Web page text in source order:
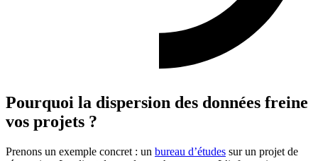
Pourquoi la dispersion des données freine
vos projets ?
Prenons un exemple concret : un bureau d’études sur un projet de